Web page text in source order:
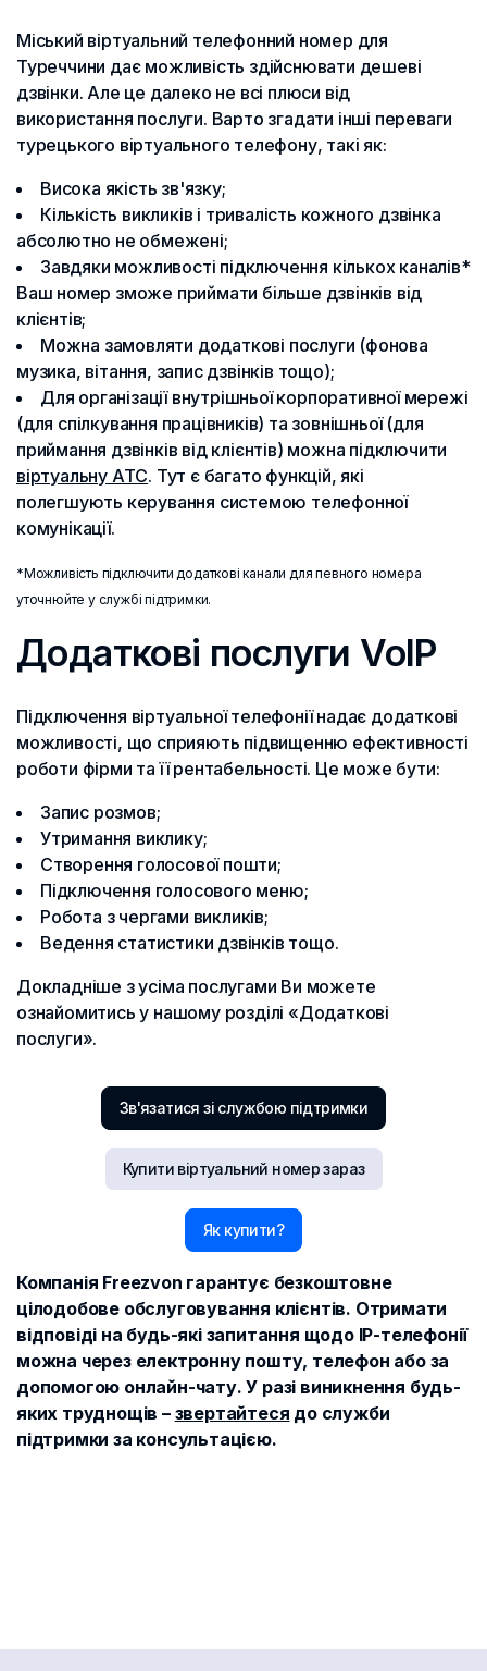
Міський віртуальний телефонний номер для
Туреччини дає можливість здійснювати дешеві
дзвінки. Але це далеко не всі плюси від
використання послуги. Варто згадати інші переваги
турецького віртуального телефону, такі як:
Висока якість зв'язку;
Кількість викликів і тривалість кожного дзвінка
абсолютно не обмежені;
Завдяки можливості підключення кількох каналів*
Ваш номер зможе приймати більше дзвінків від
клієнтів;
Можна замовляти додаткові послуги (фонова
музика, вітання, запис дзвінків тощо);
Для організації внутрішньої корпоративної мережі
(для спілкування працівників) та зовнішньої (для
приймання дзвінків від клієнтів) можна підключити
віртуальну АТС. Тут є багато функцій, які
полегшують керування системою телефонної
комунікації.
*Можливість підключити додаткові канали для певного номера
уточнюйте у службі підтримки.
Додаткові послуги VoIP
Підключення віртуальної телефонії надає додаткові
можливості, що сприяють підвищенню ефективності
роботи фірми та її рентабельності. Це може бути:
Запис розмов;
Утримання виклику;
Створення голосової пошти;
Підключення голосового меню;
Робота з чергами викликів;
Ведення статистики дзвінків тощо.
Докладніше з усіма послугами Ви можете
ознайомитись у нашому розділі «Додаткові
послуги».
Зв'язатися зі службою підтримки
Купити віртуальний номер зараз
Як купити?
Компанія Freezvon гарантує безкоштовне
цілодобове обслуговування клієнтів. Отримати
відповіді на будь-які запитання щодо IP-телефонії
можна через електронну пошту, телефон або за
допомогою онлайн-чату. У разі виникнення будь-
яких труднощів – звертайтеся до служби
підтримки за консультацією.